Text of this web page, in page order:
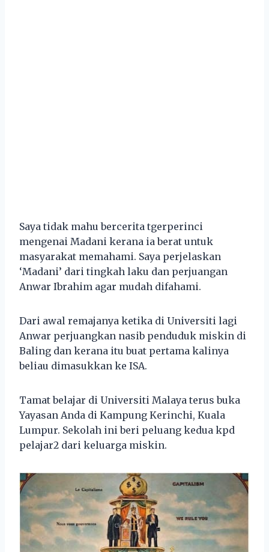
Saya tidak mahu bercerita tgerperinci
mengenai Madani kerana ia berat untuk
masyarakat memahami. Saya perjelaskan
‘Madani’ dari tingkah laku dan perjuangan
Anwar Ibrahim agar mudah difahami.
Dari awal remajanya ketika di Universiti lagi
Anwar perjuangkan nasib penduduk miskin di
Baling dan kerana itu buat pertama kalinya
beliau dimasukkan ke ISA.
Tamat belajar di Universiti Malaya terus buka
Yayasan Anda di Kampung Kerinchi, Kuala
Lumpur. Sekolah ini beri peluang kedua kpd
pelajar2 dari keluarga miskin.